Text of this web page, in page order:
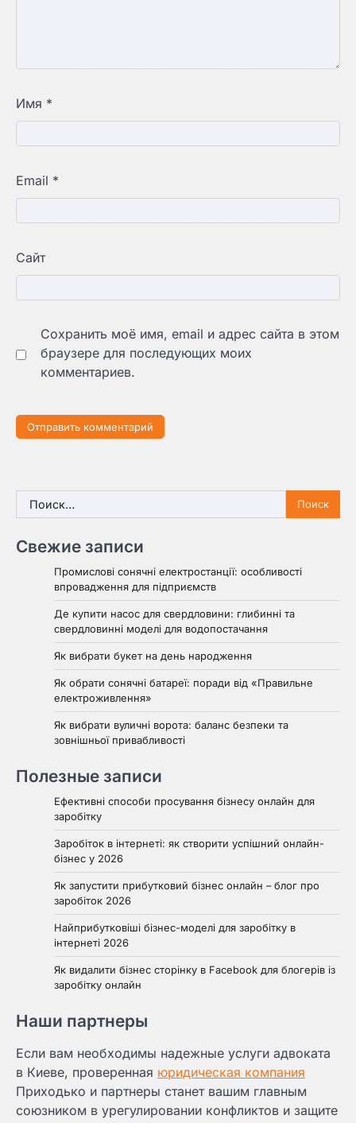
Имя *
Email *
Сайт
Сохранить моё имя, email и адрес сайта в этом
браузере для последующих моих
комментариев.
Найти:
Свежие записи
Промислові сонячні електростанції: особливості
впровадження для підприємств
Де купити насос для свердловини: глибинні та
свердловинні моделі для водопостачання
Як вибрати букет на день народження
Як обрати сонячні батареї: поради від «Правильне
електроживлення»
Як вибрати вуличні ворота: баланс безпеки та
зовнішньої привабливості
Полезные записи
Ефективні способи просування бізнесу онлайн для
заробітку
Заробіток в інтернеті: як створити успішний онлайн-
бізнес у 2026
Як запустити прибутковий бізнес онлайн – блог про
заробіток 2026
Найприбутковіші бізнес-моделі для заробітку в
інтернеті 2026
Як видалити бізнес сторінку в Facebook для блогерів із
заробітку онлайн
Наши партнеры
Если вам необходимы надежные услуги адвоката
в Киеве, проверенная юридическая компания
Приходько и партнеры станет вашим главным
союзником в урегулировании конфликтов и защите